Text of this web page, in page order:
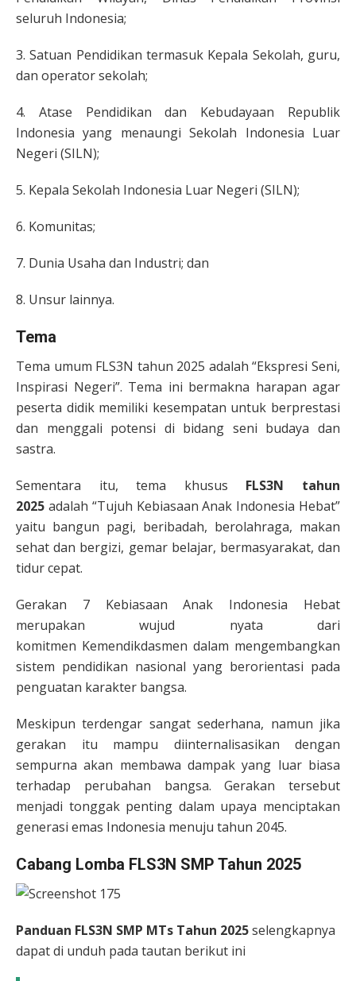
seluruh Indonesia;
3. Satuan Pendidikan termasuk Kepala Sekolah, guru,
dan operator sekolah;
4. Atase Pendidikan dan Kebudayaan Republik
Indonesia yang menaungi Sekolah Indonesia Luar
Negeri (SILN);
5. Kepala Sekolah Indonesia Luar Negeri (SILN);
6. Komunitas;
7. Dunia Usaha dan Industri; dan
8. Unsur lainnya.
Tema
Tema umum FLS3N tahun 2025 adalah “Ekspresi Seni,
Inspirasi Negeri”. Tema ini bermakna harapan agar
peserta didik memiliki kesempatan untuk berprestasi
dan menggali potensi di bidang seni budaya dan
sastra.
Sementara itu, tema khusus FLS3N tahun
2025 adalah “Tujuh Kebiasaan Anak Indonesia Hebat”
yaitu bangun pagi, beribadah, berolahraga, makan
sehat dan bergizi, gemar belajar, bermasyarakat, dan
tidur cepat.
Gerakan 7 Kebiasaan Anak Indonesia Hebat
merupakan wujud nyata dari
komitmen Kemendikdasmen dalam mengembangkan
sistem pendidikan nasional yang berorientasi pada
penguatan karakter bangsa.
Meskipun terdengar sangat sederhana, namun jika
gerakan itu mampu diinternalisasikan dengan
sempurna akan membawa dampak yang luar biasa
terhadap perubahan bangsa. Gerakan tersebut
menjadi tonggak penting dalam upaya menciptakan
generasi emas Indonesia menuju tahun 2045.
Cabang Lomba FLS3N SMP Tahun 2025
Panduan FLS3N SMP MTs Tahun 2025selengkapnya
dapat di unduh pada tautan berikut ini